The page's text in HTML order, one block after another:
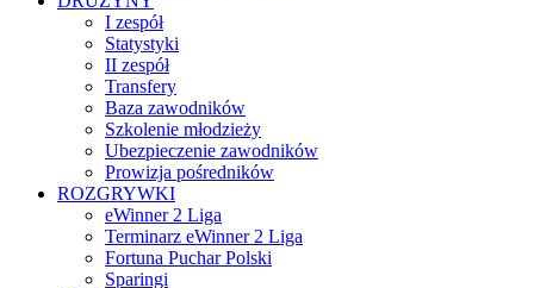
I zespół
Statystyki
II zespół
Transfery
Baza zawodników
Szkolenie młodzieży
Ubezpieczenie zawodników
Prowizja pośredników
ROZGRYWKI
eWinner 2 Liga
Terminarz eWinner 2 Liga
Fortuna Puchar Polski
Sparingi